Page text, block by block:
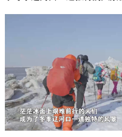
多语种频道
Русский язык
Deutsch Português